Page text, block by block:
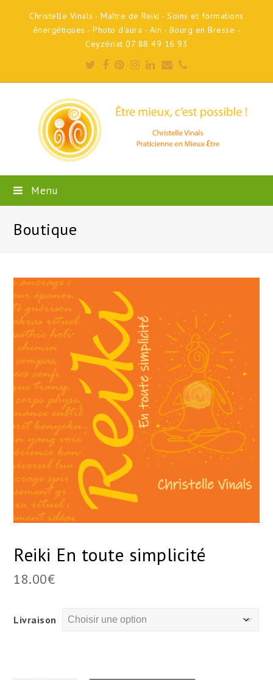
Christelle Vinals - Maître de Reiki - Soins et formations
énergétiques - Photo d'aura - Ain - Bourg en Bresse -
Ceyzériat 07 88 49 16 93
Twitter
Facebook
Pinterest
Instagram
LinkedIn
EmailPhone
Menu
Boutique
Reiki En toute simplicité
18.00€
Livraison